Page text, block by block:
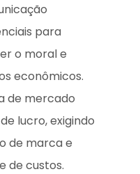
para
o moral e
econômicos.
de mercado
lucro, exigindo
de marca e
de custos.